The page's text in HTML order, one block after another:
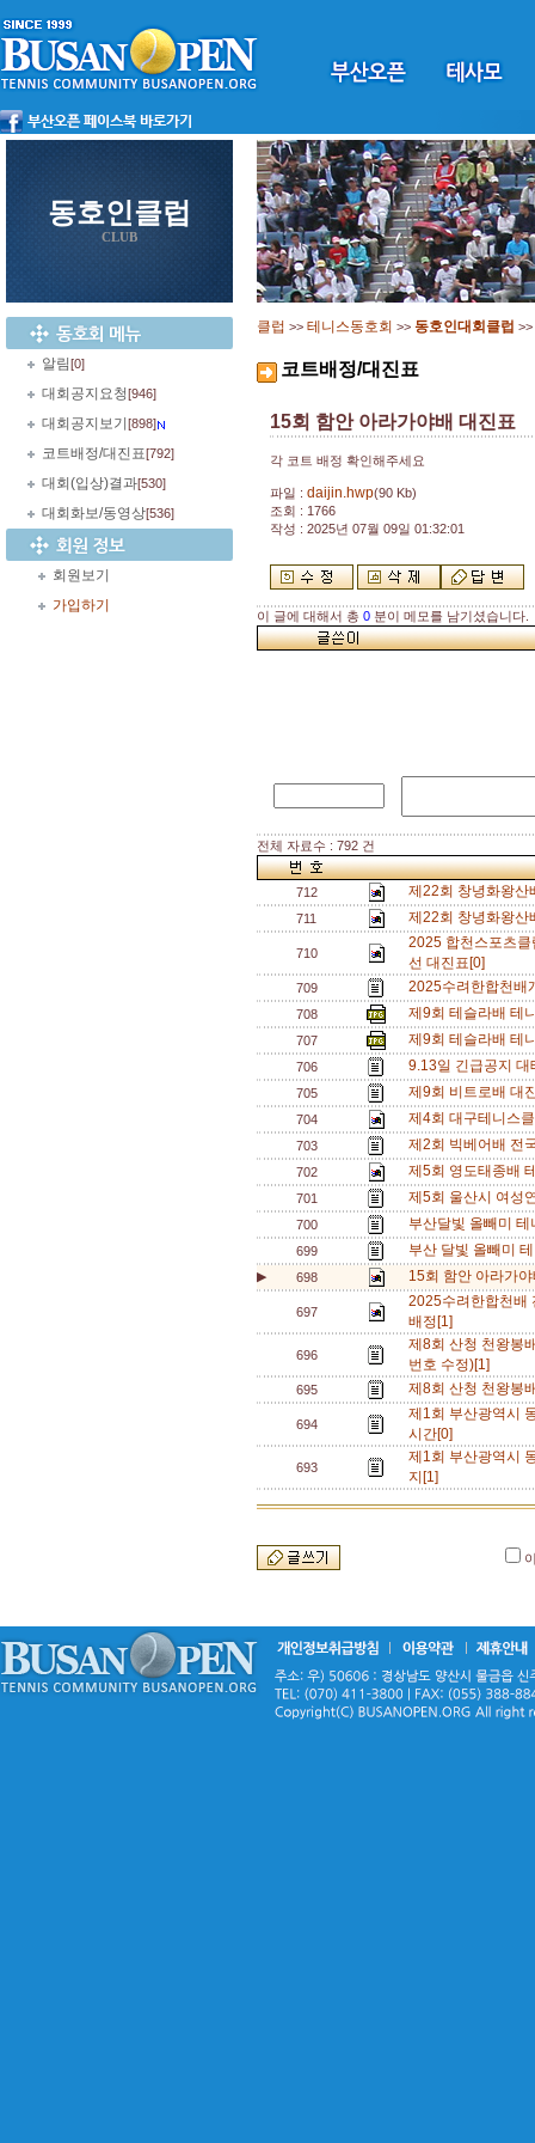
동호인클럽
CLUB
알림[0]
대회공지요청[946]
대회공지보기 [898]
코트배정/대진표[792]
대회(입상)결과[530]
대회화보/동영상[536]
회원보기
가입하기
클럽 >> 테니스동호회 >> 동호인대회클럽 >>
코트배정/대진표
15회 함안 아라가야배 대진표
각 코트 배정 확인해주세요
파일 : daijin.hwp(90 Kb)
조회 : 1766
작성 : 2025년 07월 09일 01:32:01
이 글에 대해서 총 0 분이 메모를 남기셨습니다.
전체 자료수 : 792 건
712 제22회 창녕화왕
711 제22회 창녕화왕
710
2025 합천스포츠
선 대진표[0]
709 2025수려한합천
708 제9회 테슬라배 테
707 제9회 테슬라배 테
706 9.13일 긴급공지
705 제9회 비트로배 대
704 제4회 대구테니스
703 제2회 빅베어배 전
702 제5회 영도태종배
701 제5회 울산시 여성
700 부산달빛 올빼미
699 부산 달빛 올빼미
▶ 698 15회 함안 아라가
697
2025수려한합천배
배정[1]
696
제8회 산청 천왕봉
번호 수정)[1]
695 제8회 산청 천왕봉
694
제1회 부산광역시
시간[0]
693
제1회 부산광역시
지[1]